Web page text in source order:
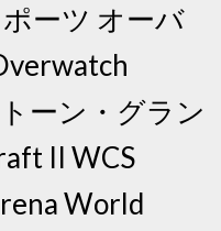
ーツ オーバ
ーン・グラン
II WCS
World